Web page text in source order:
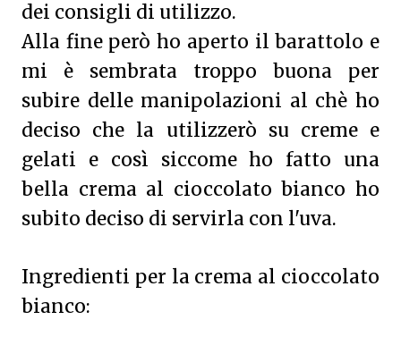
dei consigli di utilizzo.
Alla fine però ho aperto il barattolo e
mi è sembrata troppo buona per
subire delle manipolazioni al chè ho
deciso che la utilizzerò su creme e
gelati e così siccome ho fatto una
bella crema al cioccolato bianco ho
subito deciso di servirla con l'uva.
Ingredienti per la crema al cioccolato
bianco: